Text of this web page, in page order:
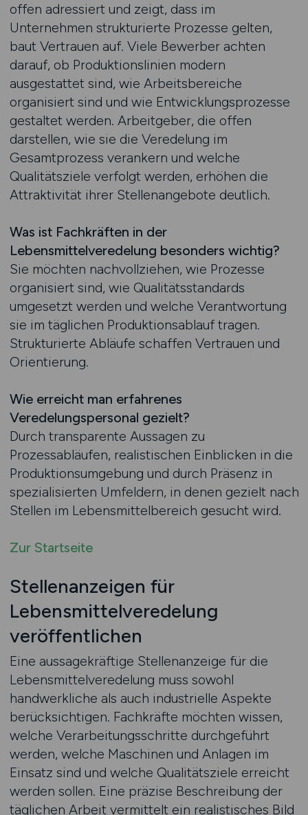
offen adressiert und zeigt, dass im
Unternehmen strukturierte Prozesse gelten,
baut Vertrauen auf. Viele Bewerber achten
darauf, ob Produktionslinien modern
ausgestattet sind, wie Arbeitsbereiche
organisiert sind und wie Entwicklungsprozesse
gestaltet werden. Arbeitgeber, die offen
darstellen, wie sie die Veredelung im
Gesamtprozess verankern und welche
Qualitätsziele verfolgt werden, erhöhen die
Attraktivität ihrer Stellenangebote deutlich.
Was ist Fachkräften in der
Lebensmittelveredelung besonders wichtig?
Sie möchten nachvollziehen, wie Prozesse
organisiert sind, wie Qualitätsstandards
umgesetzt werden und welche Verantwortung
sie im täglichen Produktionsablauf tragen.
Strukturierte Abläufe schaffen Vertrauen und
Orientierung.
Wie erreicht man erfahrenes
Veredelungspersonal gezielt?
Durch transparente Aussagen zu
Prozessabläufen, realistischen Einblicken in die
Produktionsumgebung und durch Präsenz in
spezialisierten Umfeldern, in denen gezielt nach
Stellen im Lebensmittelbereich gesucht wird.
Zur Startseite
Stellenanzeigen für
Lebensmittelveredelung
veröffentlichen
Eine aussagekräftige Stellenanzeige für die
Lebensmittelveredelung muss sowohl
handwerkliche als auch industrielle Aspekte
berücksichtigen. Fachkräfte möchten wissen,
welche Verarbeitungsschritte durchgeführt
werden, welche Maschinen und Anlagen im
Einsatz sind und welche Qualitätsziele erreicht
werden sollen. Eine präzise Beschreibung der
täglichen Arbeit vermittelt ein realistisches Bild